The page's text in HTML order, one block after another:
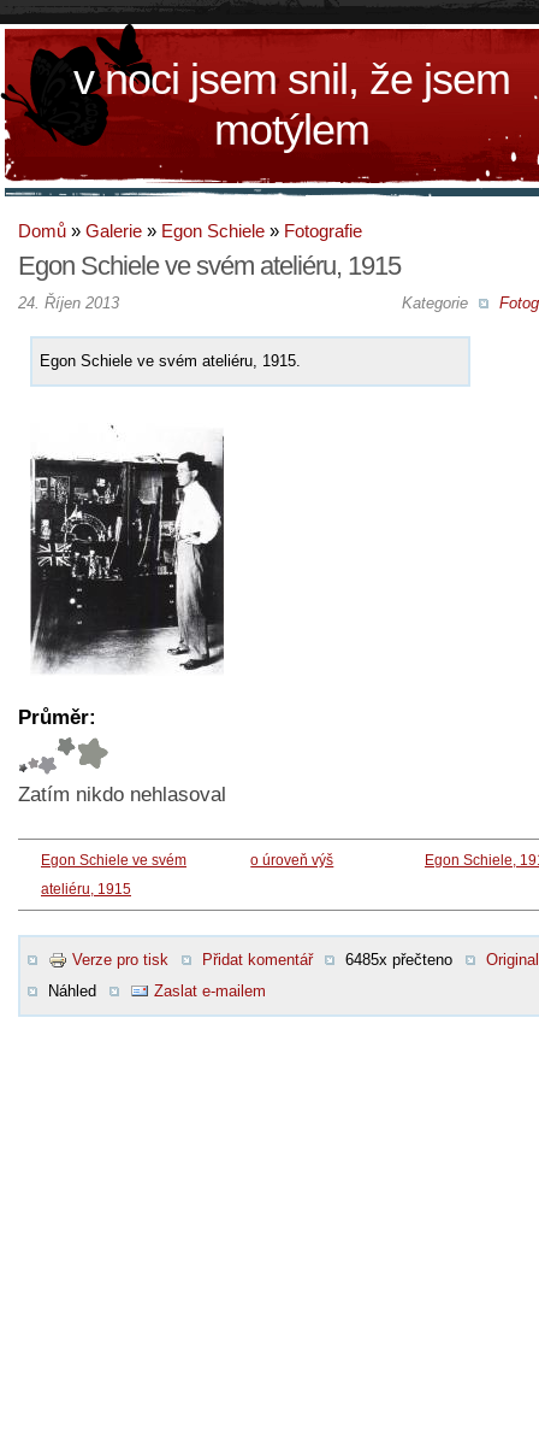
v noci jsem snil, že jsem
motýlem
Domů » Galerie » Egon Schiele » Fotografie
Egon Schiele ve svém ateliéru, 1915
Kategorie
24. Říjen 2013
Egon Schiele ve svém ateliéru, 1915.
Průměr:
Zatím nikdo nehlasoval
Egon Schiele ve svém
ateliéru, 1915
o úroveň výš Egon Schiele,
Verze pro tisk Přidat komentář 6485x přečteno
Original
Náhled
Zaslat e-mailem